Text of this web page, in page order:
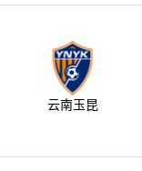
云南玉昆